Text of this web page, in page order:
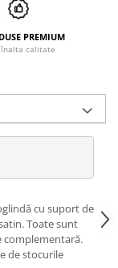
PREMIUM
calitate
cu suport de
Toate sunt
complementară.
de stocurile